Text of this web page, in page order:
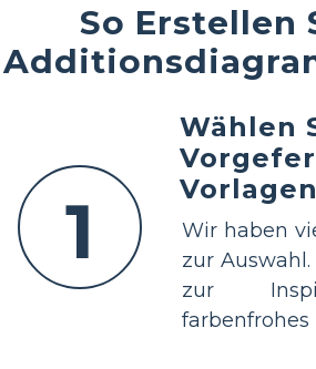
So Erstellen
1
Wählen
Vorlagen
Wir haben
zur
zur
farbenfrohes